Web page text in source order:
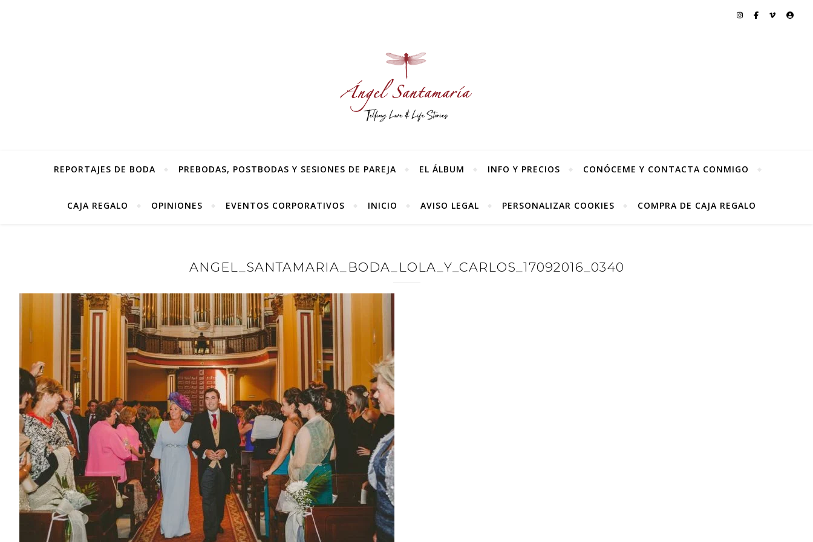
REPORTAJES DE BODA PREBODAS, POSTBODAS Y SESIONES DE PAREJA EL ÁLBUM INFO Y PRECIOS CONÓCEME Y CONTACTA CONMIGO
CAJA REGALO OPINIONES EVENTOS CORPORATIVOS INICIO AVISO LEGAL PERSONALIZAR COOKIES COMPRA DE CAJA REGALO
ANGEL_SANTAMARIA_BODA_LOLA_Y_CARLOS_17092016_0340